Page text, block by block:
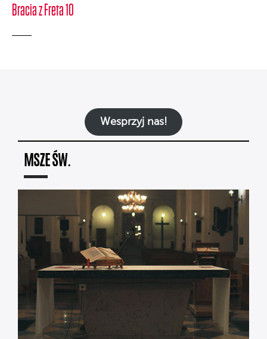
Bracia z Freta 10
Wesprzyj nas!
MSZE ŚW.